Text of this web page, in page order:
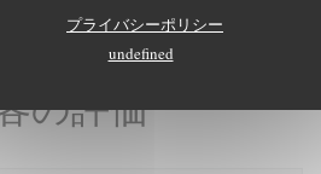
プライバシーポリシー
undefined
の評価